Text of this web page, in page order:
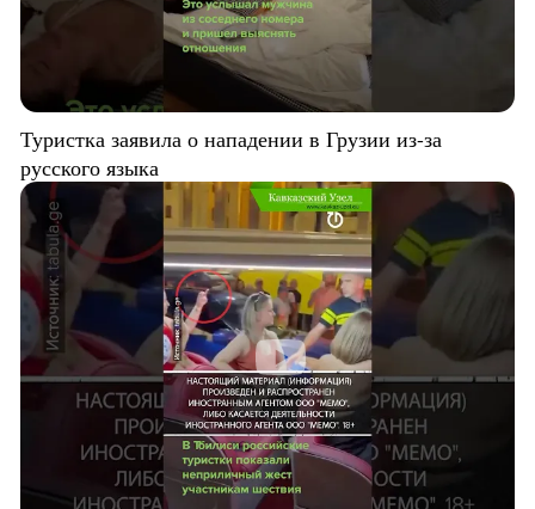
Туристка заявила о нападении в Грузии из-за
русского языка